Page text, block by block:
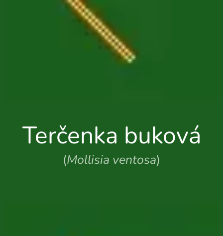
Terčenka buková
(Mollisia ventosa)